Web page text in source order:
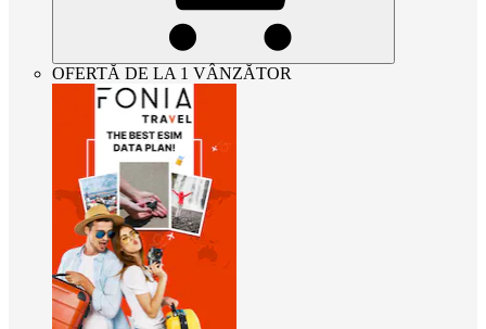
OFERTĂ DE LA 1 VÂNZĂTOR